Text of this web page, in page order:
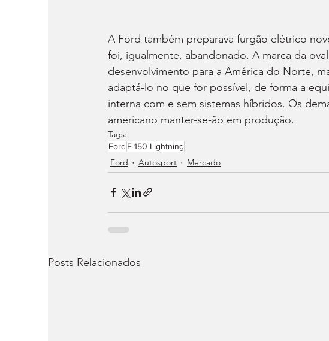
A Ford também preparava furgão elétrico
foi, igualmente, abandonado. A marca da
desenvolvimento para a América do Norte,
adaptá-lo no que for possível, de forma a
interna com e sem sistemas híbridos. Os
americano manter-se-ão em produção.
Tags:
Ford F-150 Lightning
Ford Autosport Mercado
Posts Relacionados